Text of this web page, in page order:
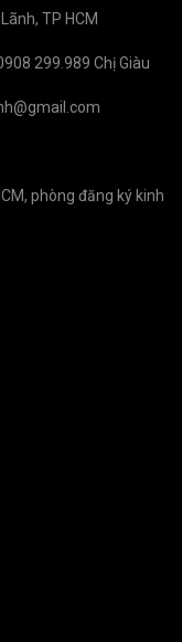
TP HCM
299.989 Chị Giàu
phòng đăng ký kinh